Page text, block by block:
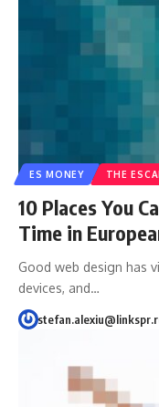
ES MONEY THE
10 Places You
Time in
Good web design has
devices, and…